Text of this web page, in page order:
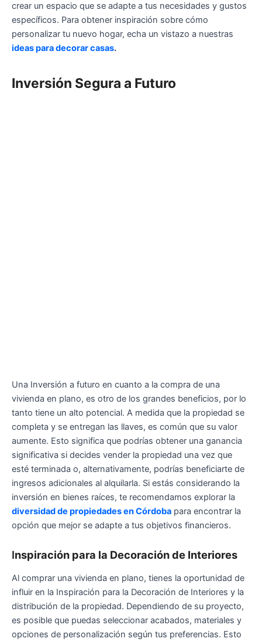
crear un espacio que se adapte a tus necesidades y gustos
específicos. Para obtener inspiración sobre cómo
personalizar tu nuevo hogar, echa un vistazo a nuestras
ideas para decorar casas.
Inversión Segura a Futuro
Una Inversión a futuro en cuanto a la compra de una
vivienda en plano, es otro de los grandes beneficios, por lo
tanto tiene un alto potencial. A medida que la propiedad se
completa y se entregan las llaves, es común que su valor
aumente. Esto significa que podrías obtener una ganancia
significativa si decides vender la propiedad una vez que
esté terminada o, alternativamente, podrías beneficiarte de
ingresos adicionales al alquilarla. Si estás considerando la
inversión en bienes raíces, te recomendamos explorar la
diversidad de propiedades en Córdoba para encontrar la
opción que mejor se adapte a tus objetivos financieros.
Inspiración para la Decoración de Interiores
Al comprar una vivienda en plano, tienes la oportunidad de
influir en la Inspiración para la Decoración de Interiores y la
distribución de la propiedad. Dependiendo de su proyecto,
es posible que puedas seleccionar acabados, materiales y
opciones de personalización según tus preferencias. Esto